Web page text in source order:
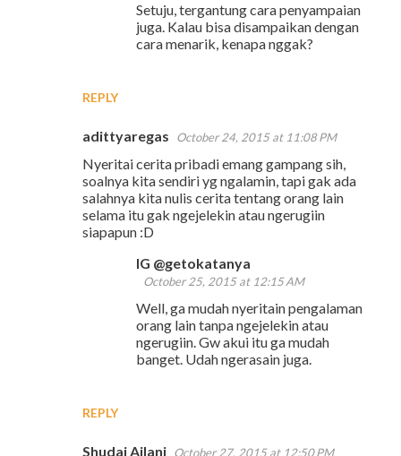
REPLY
Setuju, tergantung cara penyampaian
juga. Kalau bisa disampaikan dengan
cara menarik, kenapa nggak?
adittyaregas October 24, 2015 at 11:08 PM
Nyeritai cerita pribadi emang gampang sih,
soalnya kita sendiri yg ngalamin, tapi gak ada
salahnya kita nulis cerita tentang orang lain
selama itu gak ngejelekin atau ngerugiin
siapapun :D
REPLY
IG @getokatanya
October 25, 2015 at 12:15 AM
Well, ga mudah nyeritain pengalaman
orang lain tanpa ngejelekin atau
ngerugiin. Gw akui itu ga mudah
banget. Udah ngerasain juga.
Shudai Ajlani October 27, 2015 at 12:50 PM